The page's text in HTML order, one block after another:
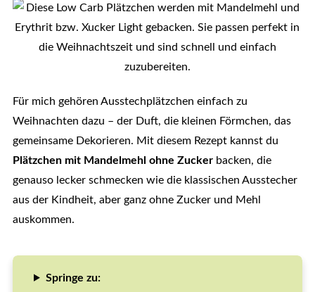
Für mich gehören Ausstechplätzchen einfach zu
Weihnachten dazu – der Duft, die kleinen Förmchen, das
gemeinsame Dekorieren. Mit diesem Rezept kannst du
Plätzchen mit Mandelmehl ohne Zuckerbacken, die
genauso lecker schmecken wie die klassischen Ausstecher
aus der Kindheit, aber ganz ohne Zucker und Mehl
auskommen.
Springe zu: